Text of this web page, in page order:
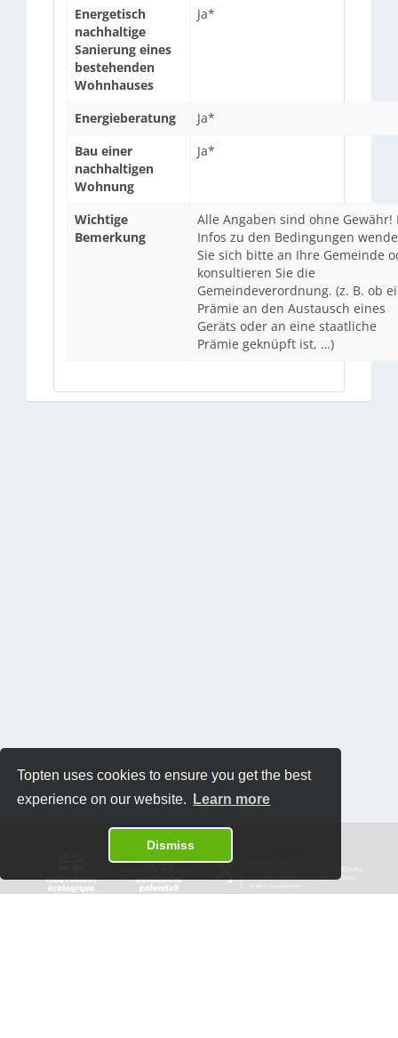
Topten uses cookies to ensure you get the best
experience on our website.
Learn more
Dismiss
Energetisch
nachhaltige
Sanierung eines
bestehenden
Wohnhauses
Ja*
Energieberatung
Ja*
Bau einer
nachhaltigen
Wohnung
Ja*
Wichtige
Bemerkung
Alle Angaben sind ohne Gewähr!
Infos zu den Bedingungen
Sie sich bitte an Ihre Gemeinde
konsultieren Sie die
Gemeindeverordnung. (z. B. ob
Prämie an den Austausch eines
Geräts oder an eine staatliche
Prämie geknüpft ist, …)